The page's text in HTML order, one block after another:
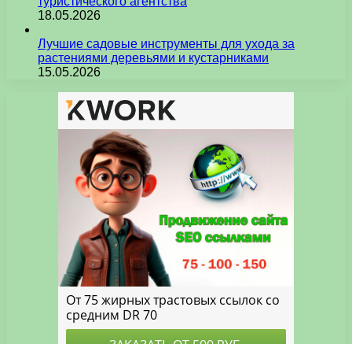
18.05.2026
Лучшие садовые инструменты для ухода за
растениями деревьями и кустарниками
15.05.2026